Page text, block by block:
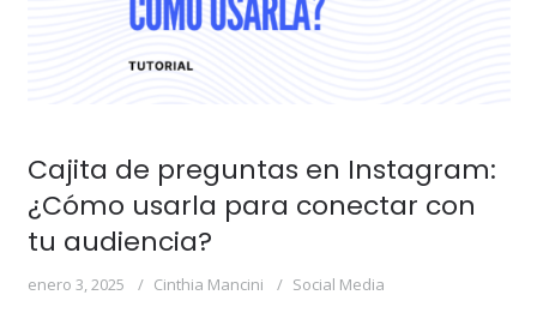
Cajita de preguntas en Instagram:
¿Cómo usarla para conectar con
tu audiencia?
enero 3, 2025 Cinthia Mancini Social Media